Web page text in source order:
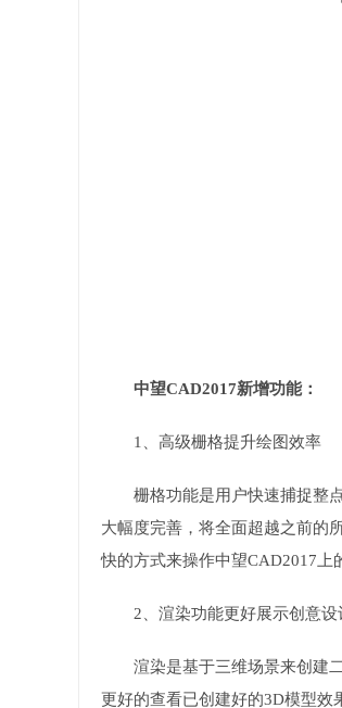
中望CAD2017新增功能：
1、高级栅格提升绘图效率
栅格功能是用户快速捕捉整
大幅度完善，将全面超越之前的
快的方式来操作中望CAD2017上
2、渲染功能更好展示创意设
渲染是基于三维场景来创建
更好的查看已创建好的3D模型效